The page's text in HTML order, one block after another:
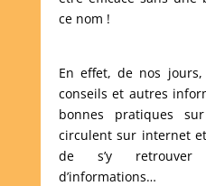
ce nom !
En effet, de nos
conseils et autres
bonnes pratiques
circulent sur internet
de s’y
d’informations…